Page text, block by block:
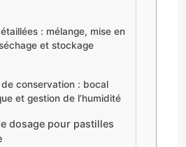
: mélange, mise en
et stockage
conservation : bocal
et gestion de l’humidité
dosage pour pastilles